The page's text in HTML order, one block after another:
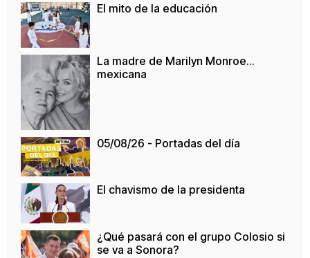
El mito de la educación
La madre de Marilyn Monroe…
mexicana
05/08/26 - Portadas del día
El chavismo de la presidenta
¿Qué pasará con el grupo Colosio si
se va a Sonora?